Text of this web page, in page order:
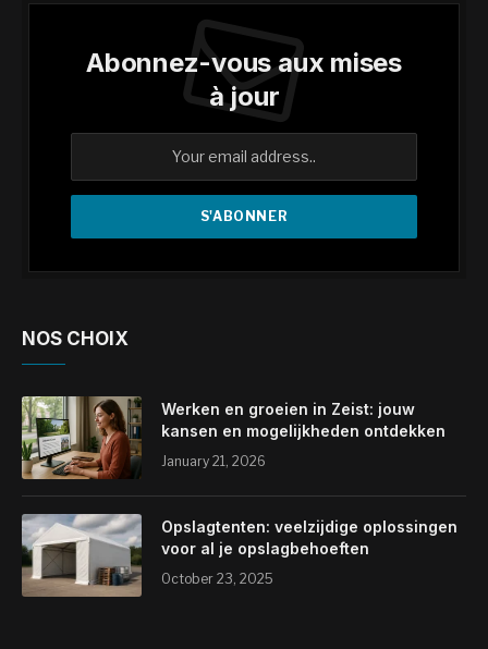
Abonnez-vous aux mises
à jour
NOS CHOIX
Werken en groeien in Zeist: jouw
kansen en mogelijkheden ontdekken
January 21, 2026
Opslagtenten: veelzijdige oplossingen
voor al je opslagbehoeften
October 23, 2025